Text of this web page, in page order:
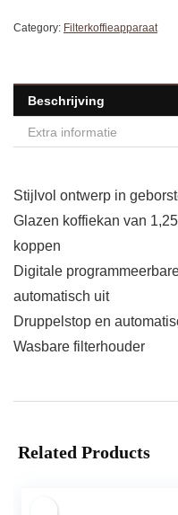
Category: Filterkoffieapparaat
Beschrijving
Extra informatie
Stijlvol ontwerp in
Glazen koffiekan van
koppen
Digitale
automatisch uit
Druppelstop en
Wasbare filterhouder
Related Products